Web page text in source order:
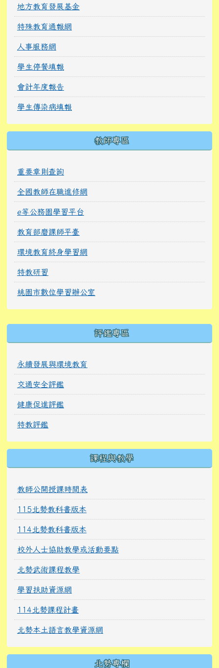
地方教育發展基金
特殊教育通報網
人事服務網
學生停餐填報
會計年度報告
學生傳染病填報
教師專區
重要章則查詢
全國教師在職進修網
e等公務園學習平台
教育部磨課師平臺
環境教育終身學習網
特教研習
桃園市數位學習辦公室
評鑑專區
永續發展與環境教育
交通安全評鑑
健康促進評鑑
特教評鑑
課程與教學
教師公開授課時間表
115北勢教科書版本
114北勢教科書版本
校外人士協助教學或活動要點
北勢武術課程教學
學習扶助資源網
114北勢課程計畫
北勢本土語言教學資源網
北勢專欄